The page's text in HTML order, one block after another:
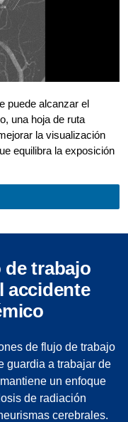
puede alcanzar el
una hoja de ruta
la visualización
equilibra la exposición
trabajo
accidente
de flujo de trabajo
guardia a trabajar de
un enfoque
de radiación
cerebrales.